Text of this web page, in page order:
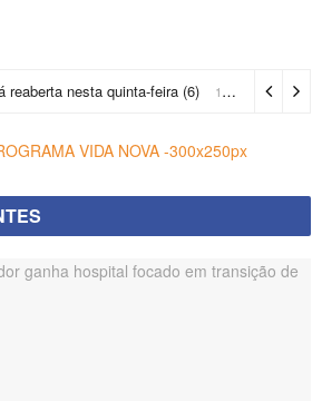
reaberta nesta quinta-feira (6) 15 horas ago